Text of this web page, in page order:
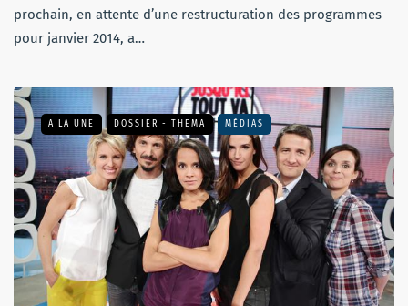
prochain, en attente d’une restructuration des programmes
pour janvier 2014, a…
A LA UNE DOSSIER - THEMA MÉDIAS